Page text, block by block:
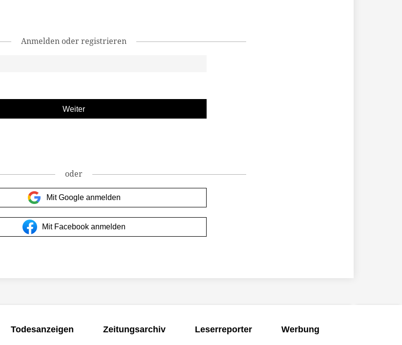
Anmelden oder registrieren
oder
Mit Google anmelden
Mit Facebook anmelden
Todesanzeigen Zeitungsarchiv Leserreporter
Werbung